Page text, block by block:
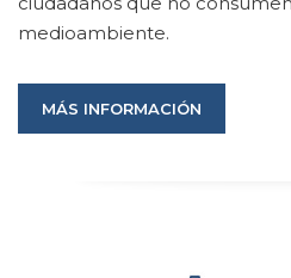
medioambiente.
MÁS INFORMACIÓN